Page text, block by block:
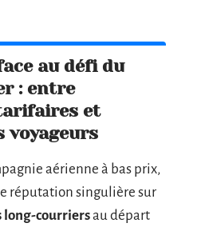
au défi du
: entre
et
voyageurs
aérienne à bas prix,
réputation singulière sur
long-courriersau départ